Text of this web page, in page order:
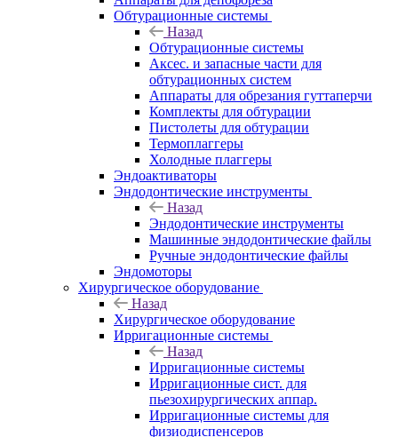
Обтурационные системы
Назад
Обтурационные системы
Аксес. и запасные части для
обтурационных систем
Аппараты для обрезания гуттаперчи
Комплекты для обтурации
Пистолеты для обтурации
Термоплаггеры
Холодные плаггеры
Эндоактиваторы
Эндодонтические инструменты
Назад
Эндодонтические инструменты
Машинные эндодонтические файлы
Ручные эндодонтические файлы
Эндомоторы
Хирургическое оборудование
Назад
Хирургическое оборудование
Ирригационные системы
Назад
Ирригационные системы
Ирригационные сист. для
пьезохирургических аппар.
Ирригационные системы для
физиодиспенсеров